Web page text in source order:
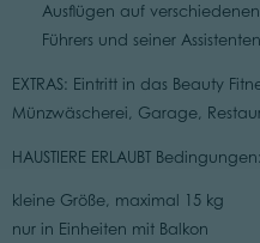
Ausflügen auf
Führers und seiner Assistenten.
EXTRAS: Eintritt in das Beauty
Münzwäscherei, Garage,
HAUSTIERE ERLAUBT Bedingungen:
kleine Größe, maximal 15 kg
nur in Einheiten mit Balkon